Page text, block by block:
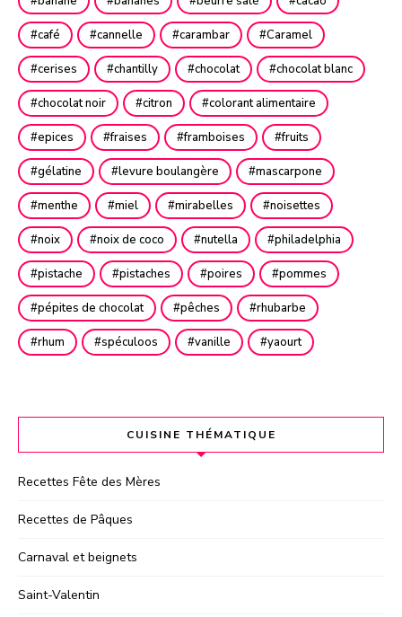
café cannelle carambar Caramel
cerises chantilly chocolat chocolat blanc
chocolat noir citron colorant alimentaire
epices fraises framboises fruits
gélatine levure boulangère mascarpone
menthe miel mirabelles noisettes
noix noix de coco nutella philadelphia
pistache pistaches poires pommes
pépites de chocolat pêches rhubarbe
rhum spéculoos vanille yaourt
CUISINE THÉMATIQUE
Recettes Fête des Mères
Recettes de Pâques
Carnaval et beignets
Saint-Valentin